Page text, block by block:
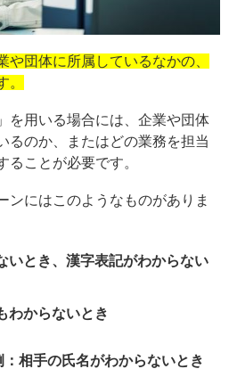
や団体に所属しているなかの、
。
を用いる場合には、企業や団体
るのか、またはどの業務を担当
ることが必要です。
ンにはこのようなものがありま
いとき、漢字表記がわからない
わからないとき
：相手の氏名がわからないとき